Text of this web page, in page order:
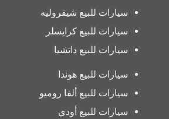
سيارات للبيع شيفروليه
سيارات للبيع كرايسلر
سيارات للبيع داتشيا
سيارات للبيع هوندا
سيارات للبيع ألفا روميو
سيارات للبيع أودي